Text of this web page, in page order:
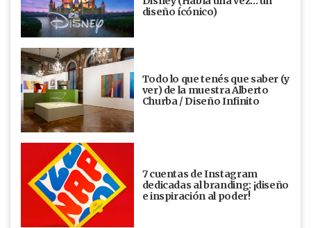
diseño ícónico)
Todo lo que tenés que saber (y
ver) de la muestra Alberto
Churba / Diseño Infinito
7 cuentas de Instagram
dedicadas al branding: ¡diseño
e inspiración al poder!